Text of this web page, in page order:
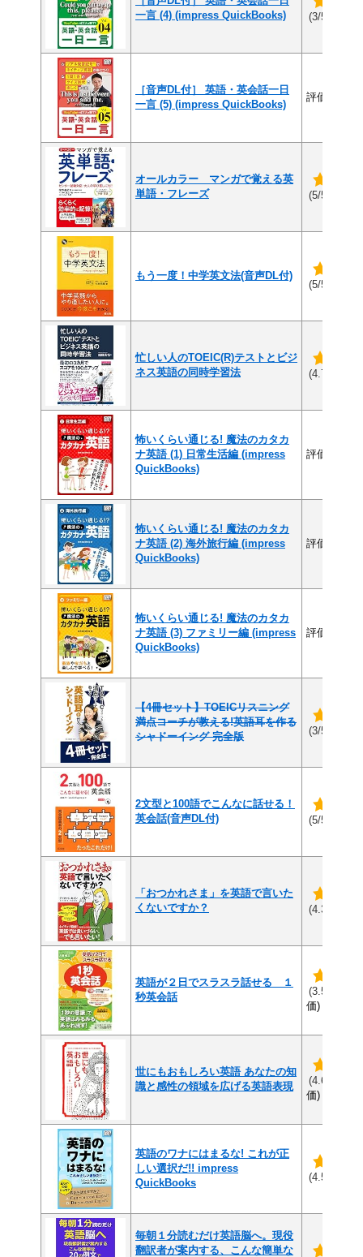
一言 (4) (impress QuickBooks)
(3/5)
［音声DL付］ 英語・英会話一日
一言 (5) (impress QuickBooks)
評価なし
オールカラー マンガで覚える英
単語・フレーズ
(5/5)
もう一度！中学英文法(音声DL付)
(5/5)
忙しい人のTOEIC(R)テストとビジ
ネス英語の同時学習法
(4.7/5)
怖いくらい通じる! 魔法のカタカ
ナ英語 (1) 日常生活編 (impress
QuickBooks)
評価なし
怖いくらい通じる! 魔法のカタカ
ナ英語 (2) 海外旅行編 (impress
QuickBooks)
評価なし
怖いくらい通じる! 魔法のカタカ
ナ英語 (3) ファミリー編 (impress
QuickBooks)
評価なし
【4冊セット】TOEICリスニング
満点コーチが教える!英語耳を作る
シャドーイング 完全版
(3/5)
2文型と100語でこんなに話せる！
英会話(音声DL付)
(5/5)
「おつかれさま」を英語で言いた
くないですか？
(4.3/5)
英語が２日でスラスラ話せる １
秒英会話
(3.5/5)
価)
世にもおもしろい英語 あなたの知
識と感性の領域を広げる英語表現
(4.6/5)
価)
英語のワナにはまるな! これが正
しい選択だ!! impress
QuickBooks
(4.5/5)
毎朝１分読むだけ英語脳へ。現役
翻訳者が案内する、こんな簡単な